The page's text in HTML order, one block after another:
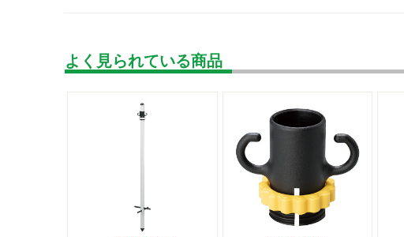
よく見られている商品